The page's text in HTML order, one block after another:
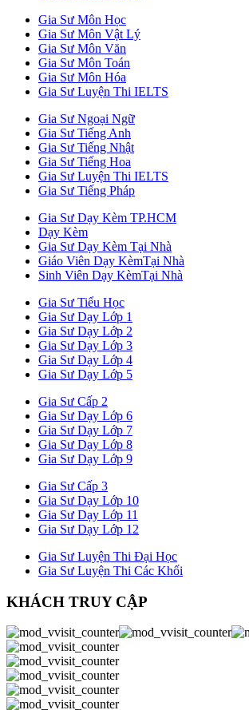
Gia Sư Môn Học
Gia Sư Môn Vật Lý
Gia Sư Môn Văn
Gia Sư Môn Toán
Gia Sư Môn Hóa
Gia Sư Luyện Thi IELTS
Gia Sư Ngoại Ngữ
Gia Sư Tiếng Anh
Gia Sư Tiếng Nhật
Gia Sư Tiếng Hoa
Gia Sư Luyện Thi IELTS
Gia Sư Tiếng Pháp
Gia Sư Dạy Kèm TP.HCM
Dạy Kèm
Gia Sư Dạy Kèm Tại Nhà
Giáo Viên Dạy KèmTại Nhà
Sinh Viên Dạy KèmTại Nhà
Gia Sư Tiểu Học
Gia Sư Dạy Lớp 1
Gia Sư Dạy Lớp 2
Gia Sư Dạy Lớp 3
Gia Sư Dạy Lớp 4
Gia Sư Dạy Lớp 5
Gia Sư Cấp 2
Gia Sư Dạy Lớp 6
Gia Sư Dạy Lớp 7
Gia Sư Dạy Lớp 8
Gia Sư Dạy Lớp 9
Gia Sư Cấp 3
Gia Sư Dạy Lớp 10
Gia Sư Dạy Lớp 11
Gia Sư Dạy Lớp 12
Gia Sư Luyện Thi Đại Học
Gia Sư Luyện Thi Các Khối
KHÁCH TRUY CẬP